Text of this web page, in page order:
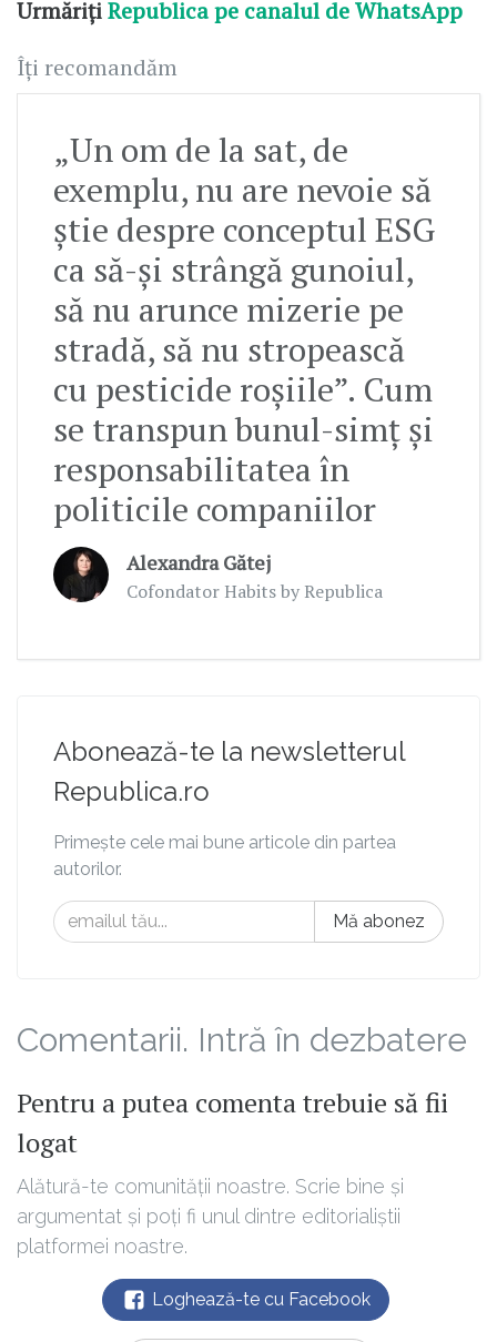
UrmărițiRepublica pe canalul de WhatsApp
Îți recomandăm
„Un om de la sat, de
exemplu, nu are nevoie să
știe despre conceptul ESG
ca să-și strângă gunoiul,
să nu arunce mizerie pe
stradă, să nu stropească
cu pesticide roșiile”. Cum
se transpun bunul-simț și
responsabilitatea în
politicile companiilor
Alexandra Gătej
Cofondator Habits by Republica
Abonează-te la newsletterul
Republica.ro
Primește cele mai bune articole din partea
autorilor.
Mă abonez
Comentarii. Intră în dezbatere
Pentru a putea comenta trebuie să fii
logat
Alătură-te comunității noastre. Scrie bine și
argumentat și poți fi unul dintre editorialiștii
platformei noastre.
Loghează-te cu Facebook